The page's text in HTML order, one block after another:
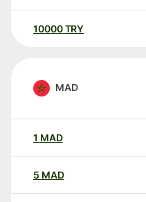
10000 TRY
MAD
1 MAD
5 MAD